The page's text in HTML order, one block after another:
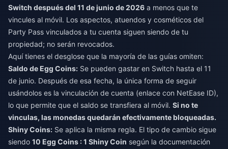
Switch después del 11 de junio de 2026 a menos que te
vincules al móvil. Los aspectos, atuendos y cosméticos del
Party Pass vinculados a tu cuenta siguen siendo de tu
propiedad; no serán revocados.
Aquí tienes el desglose que la mayoría de las guías omiten:
Saldo de Egg Coins: Se pueden gastar en Switch hasta el 11
de junio. Después de esa fecha, la única forma de seguir
usándolos es la vinculación de cuenta (enlace con NetEase ID),
lo que permite que el saldo se transfiera al móvil. Si no te
vinculas, las monedas quedarán efectivamente bloqueadas.
Shiny Coins: Se aplica la misma regla. El tipo de cambio sigue
siendo 10 Egg Coins : 1 Shiny Coin según la documentación